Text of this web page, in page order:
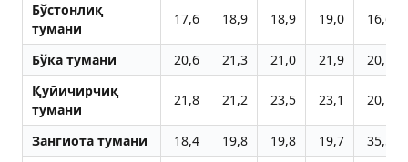
Бўстонлиқ
тумани
17,6 18,9 18,9 19,0 16,6
Бўка тумани 20,6 21,3 21,0 21,9
20,1
Қуйичирчиқ
тумани
21,8 21,2 23,5 23,1 20,1
Зангиота тумани 18,4 19,8 19,8 19,7
35,5